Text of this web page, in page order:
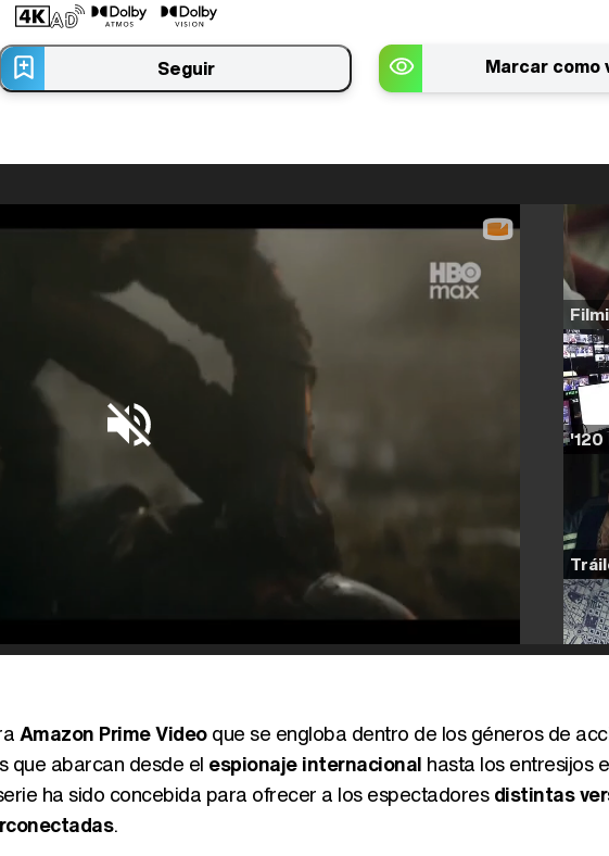
Seguir Marcar como
Amazon Prime Videoque se engloba dentro de los géneros de
que abarcan desde el espionaje internacional hasta los entresijos
ha sido concebida para ofrecer a los espectadoresdistintas
.